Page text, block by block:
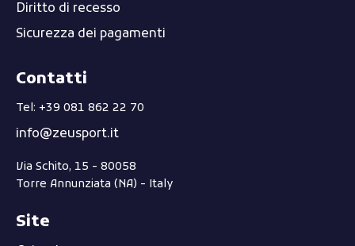
Diritto di recesso
Sicurezza dei pagamenti
Contatti
Tel: +39 081 862 22 70
info@zeusport.it
Via Schito, 15 - 80058
Torre Annunziata (NA) - Italy
Site